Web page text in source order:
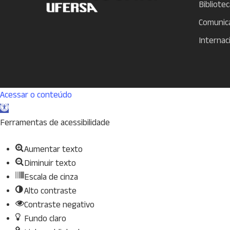
Acessar o conteúdo
Abrir
a
de
ferramentas
Ferramentas de acessibilidade
Aumentar texto
Diminuir texto
Escala de cinza
Alto contraste
Contraste negativo
Fundo claro